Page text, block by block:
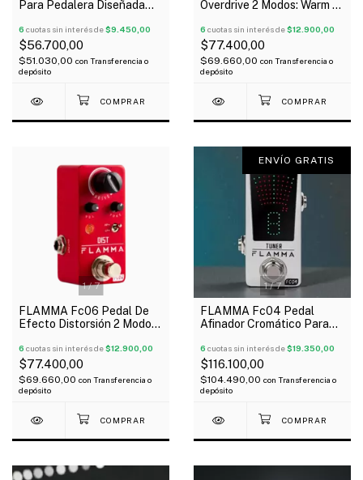
Para Pedalera Diseñada
6 cuotas sin interés de$9.450,00
$56.700,00
$51.030,00 con Transferencia o
depósito
Overdrive 2 Modos: Warm -
6 cuotas sin interés de$12.900,00
$77.400,00
$69.660,00 con Transferencia o
depósito
1/7
FLAMMA Fc06 Pedal De
Efecto Distorsión 2 Modos
6 cuotas sin interés de$12.900,00
$77.400,00
$69.660,00 con Transferencia o
depósito
1/7
ENVÍO GRATIS
FLAMMA Fc04 Pedal
Afinador Cromático Para
6 cuotas sin interés de$19.350,00
$116.100,00
$104.490,00 con Transferencia o
depósito